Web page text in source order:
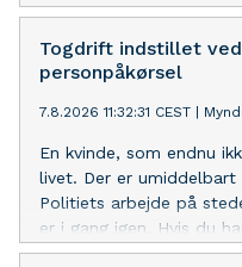
yderligere oplysninger
nuværende tidspunkt.
Togdrift indstillet
personpåkørsel
7.8.2026 11:32:31 CEST
En kvinde, som endnu
livet. Der er
Politiets arbejde på
er i gang igen. Hvis du
eller været vidne, kan